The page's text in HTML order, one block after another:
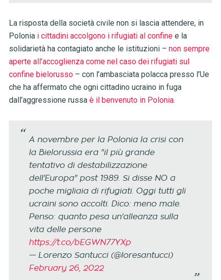
La risposta della società civile non si lascia attendere, in
Polonia i cittadini accolgono i rifugiati al confinee la
solidarietà ha contagiato anche le istituzioni – non sempre
aperte all’accoglienza come nel caso dei rifugiati sul
confine bielorusso– con l’ambasciata polacca presso l’Ue
che ha affermato che ogni cittadino ucraino in fuga
dall’aggressione russa è il benvenuto in Polonia.
A novembre per la Polonia la crisi con
la Bielorussia era "il più grande
tentativo di destabilizzazione
dell'Europa" post 1989. Si disse NO a
poche migliaia di rifugiati. Oggi tutti gli
ucraini sono accolti. Dico: meno male.
Penso: quanto pesa un'alleanza sulla
vita delle persone
https://t.co/bEGWN77YXp
— Lorenzo Santucci (@loresantucci)
February 26, 2022